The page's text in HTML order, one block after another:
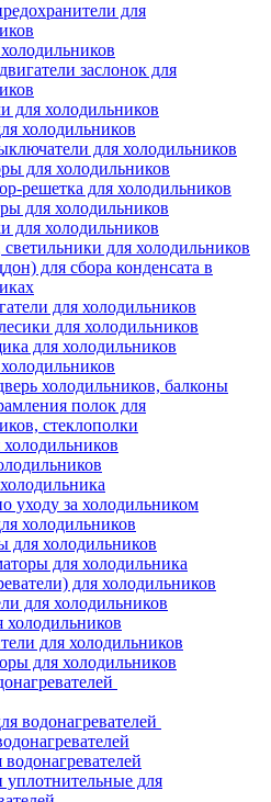
для
заслонок для
для холодильников
холодильников
для холодильников
для холодильников
решетка для холодильников
для холодильников
для холодильников
для холодильников
для сбора конденсата в
для холодильников
для холодильников
для холодильников
холодильников, балконы
полок для
стеклополки
холодильников
уходу за холодильником
холодильников
для холодильников
для холодильника
для холодильников
для холодильников
для холодильников
для холодильников
водонагревателей
уплотнительные для